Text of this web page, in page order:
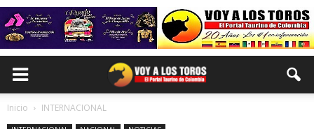
Inicio INTERNACIONAL